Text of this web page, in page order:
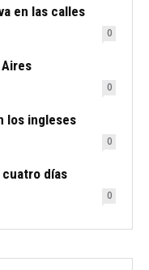
en las calles
0
0
los ingleses
0
días
0